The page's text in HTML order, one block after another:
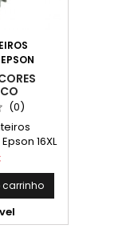
(0)
16XL
Preto,
17 ml 1
Epson
Tinteiros